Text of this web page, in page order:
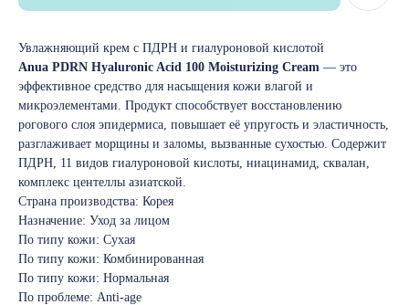
Увлажняющий крем с ПДРН и гиалуроновой кислотой
Anua PDRN Hyaluronic Acid 100 Moisturizing Cream — это
эффективное средство для насыщения кожи влагой и
микроэлементами. Продукт способствует восстановлению
рогового слоя эпидермиса, повышает её упругость и эластичность,
разглаживает морщины и заломы, вызванные сухостью. Содержит
ПДРН, 11 видов гиалуроновой кислоты, ниацинамид, сквалан,
комплекс центеллы азиатской.
Страна производства: Корея
Назначение: Уход за лицом
По типу кожи: Сухая
По типу кожи: Комбинированная
По типу кожи: Нормальная
По проблеме: Anti-age